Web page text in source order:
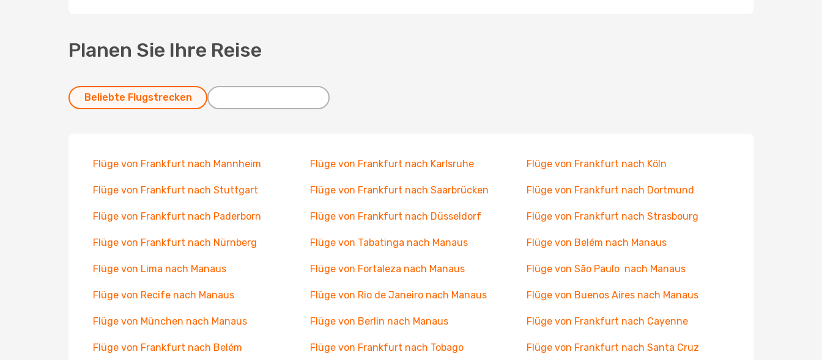
Planen Sie Ihre Reise
Beliebte Flugstrecken
Flüge von Frankfurt nach Mannheim Flüge von Frankfurt nach Karlsruhe Flüge von Frankfurt nach Köln
Flüge von Frankfurt nach Stuttgart Flüge von Frankfurt nach Saarbrücken Flüge von Frankfurt nach Dortmund
Flüge von Frankfurt nach Paderborn Flüge von Frankfurt nach Düsseldorf Flüge von Frankfurt nach Strasbourg
Flüge von Frankfurt nach Nürnberg Flüge von Tabatinga nach Manaus Flüge von Belém nach Manaus
Flüge von Lima nach Manaus Flüge von Fortaleza nach Manaus Flüge von São Paulo nach Manaus
Flüge von Recife nach Manaus Flüge von Rio de Janeiro nach Manaus Flüge von Buenos Aires nach Manaus
Flüge von München nach Manaus Flüge von Berlin nach Manaus Flüge von Frankfurt nach Cayenne
Flüge von Frankfurt nach Belém Flüge von Frankfurt nach Tobago Flüge von Frankfurt nach Santa Cruz